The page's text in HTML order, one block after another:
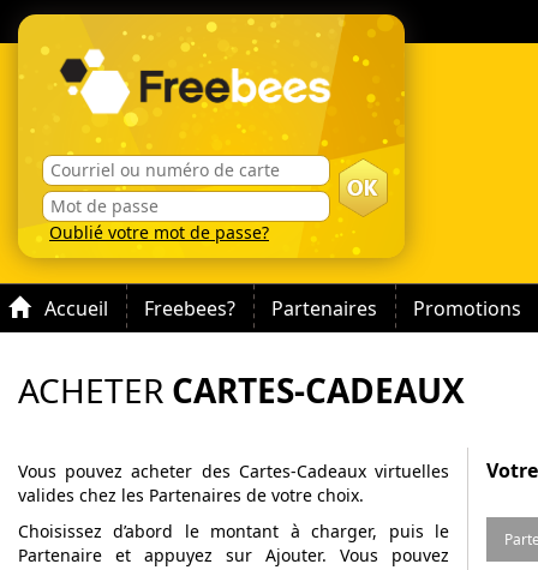
Oublié votre mot de passe?
Accueil Freebees? Partenaires Promotions
ACHETER CARTES-CADEAUX
Vous pouvez acheter des Cartes-Cadeaux virtuelles
valides chez les Partenaires de votre choix.
Choisissez d’abord le montant à charger, puis le
Partenaire et appuyez sur Ajouter. Vous pouvez